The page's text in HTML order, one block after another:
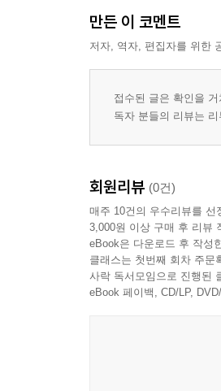
16. 세 번째 현장은 너무
17. 방어선이 먼저 움직
20. 법이 끝난 자리에서
22. 과거의 죄가 아니라
24. 네 번째 밤, 살인자는
25. 끝난 줄 알았던 말이
26. 처벌할 수 없는 고백
27. 마지막 증언자는 유
28. 법정 밖에서 언니를
29. 만료되지 않는 밤
만든 이 코멘트
저자, 역자, 편집자를 위한
접수된 글은 확인을
독자 분들의 리뷰는
회원리뷰 (0건)
매주 10건의 우수리뷰를
3,000원 이상 구매 후 리뷰
eBook은 다운로드 후 작성
클래스는 첫번째 회차 주문
사락 독서모임으로 진행된
eBook 페이백, CD/LP,